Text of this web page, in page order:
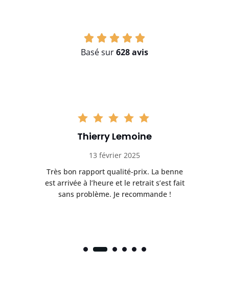
Basé sur628 avis
Thierry Lemoine
13 février 2025
Très bon rapport qualité-prix. La benne
est arrivée à l’heure et le retrait s’est fait
sans problème. Je recommande !